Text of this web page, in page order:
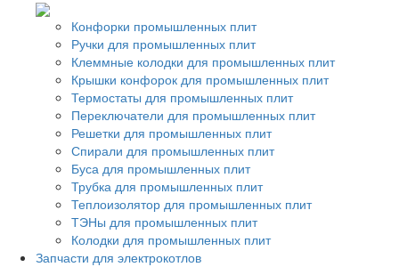
Конфорки промышленных плит
Ручки для промышленных плит
Клеммные колодки для промышленных плит
Крышки конфорок для промышленных плит
Термостаты для промышленных плит
Переключатели для промышленных плит
Решетки для промышленных плит
Спирали для промышленных плит
Буса для промышленных плит
Трубка для промышленных плит
Теплоизолятор для промышленных плит
ТЭНы для промышленных плит
Колодки для промышленных плит
Запчасти для электрокотлов